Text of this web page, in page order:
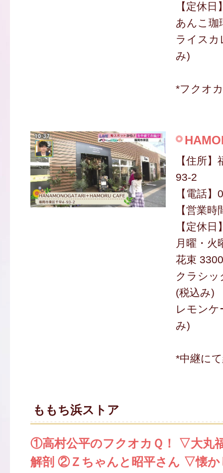
【定休日
あんこ珈
ライスカ
み)
*フクオ
【住所
93-2
【電話
【営業
【定休
月曜・火
花束
クラシッ
(税込み)
レモンケ
み)
*中継に
ももち浜ストア
①高村公平のフクオカＱ！ ▽大丸
解剖 ②Ｚちゃんと昭平さん ▽懐か